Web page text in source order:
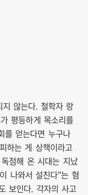
지 않는다. 철학자 랑
평등하게 목소리를
를 얻는다면 누구나
하는 게 상책이라고
점해 온 시대는 지났
나와서 설친다”는 혐
보인다. 각자의 사고